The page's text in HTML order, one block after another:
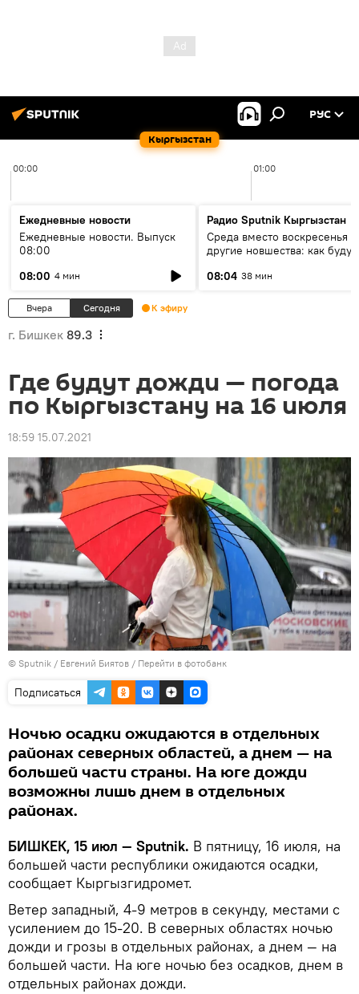
Кыргызстан
РУС
00:00 01:00
Ежедневные новости
Ежедневные новости. Выпуск
08:00
08:00 4 мин
Радио Sputnik Кыргызстан
Среда вместо воскресенья и
другие новшества: как будут
08:04 38 мин
Вчера Сегодня К эфиру
г. Бишкек 89.3
Где будут дожди — погода
по Кыргызстану на 16 июля
18:59 15.07.2021
© Sputnik / Евгений Биятов / Перейти в фотобанк
Подписаться
Ночью осадки ожидаются в отдельных
районах северных областей, а днем — на
большей части страны. На юге дожди
возможны лишь днем в отдельных
районах.
БИШКЕК, 15 июл — Sputnik. В пятницу, 16 июля, на
большей части республики ожидаются осадки,
сообщает Кыргызгидромет.
Ветер западный, 4-9 метров в секунду, местами с
усилением до 15-20. В северных областях ночью
дожди и грозы в отдельных районах, а днем — на
большей части. На юге ночью без осадков, днем в
отдельных районах дожди.